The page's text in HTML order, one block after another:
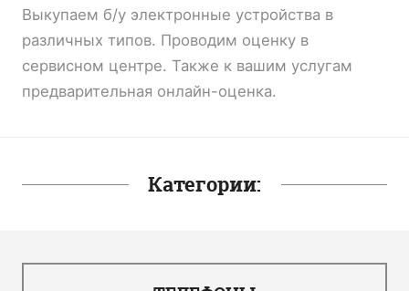
Выкупаем б/у электронные устройства в
различных типов. Проводим оценку в
сервисном центре. Также к вашим услугам
предварительная онлайн-оценка.
Категории: